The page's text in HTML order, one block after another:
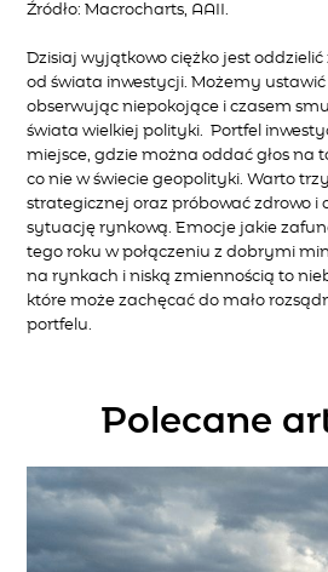
Źródło: Macrocharts, AAII.
Dzisiaj wyjątkowo ciężko jest oddzielić
od świata inwestycji. Możemy ustawić
obserwując niepokojące i czasem
świata wielkiej polityki. Portfel
miejsce, gdzie można oddać głos na
co nie w świecie geopolityki. Warto
strategicznej oraz próbować zdrowo i
sytuację rynkową. Emocje jakie
tegoroku wpołączeniu z dobrymi
na rynkach i niską zmiennością to
które może zachęcać domało
portfelu.
Polecane